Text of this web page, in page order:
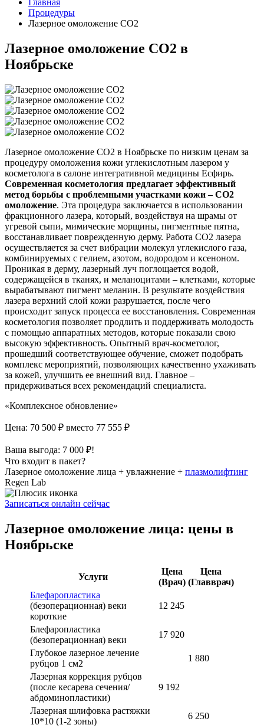
Главная
Процедуры
Лазерное омоложение CO2
Лазерное омоложение CO2 в
Ноябрьске
Лазерное омоложение CO2 в Ноябрьске по низким ценам за
процедуру омоложения кожи углекислотным лазером у
косметолога в салоне интегративной медицины Есфирь.
Современная косметология предлагает эффективный
метод борьбы с проблемными участками кожи – СО2
омоложение. Эта процедура заключается в использовании
фракционного лазера, который, воздействуя на шрамы от
угревой сыпи, мимические морщины, пигментные пятна,
восстанавливает поврежденную дерму. Работа CO2 лазера
осуществляется за счет вибрации молекул углекислого газа,
комбинируемых с гелием, азотом, водородом и ксеноном.
Проникая в дерму, лазерный луч поглощается водой,
содержащейся в тканях, и меланоцитами – клетками, которые
вырабатывают пигмент меланин. В результате воздействия
лазера верхний слой кожи разрушается, после чего
происходит запуск процесса ее восстановления. Современная
косметология позволяет продлить и поддерживать молодость
с помощью аппаратных методов, которые показали свою
высокую эффективность. Опытный врач-косметолог,
прошедший соответствующее обучение, сможет подобрать
комплекс мероприятий, позволяющих качественно ухаживать
за кожей, улучшить ее внешний вид. Главное –
придерживаться всех рекомендаций специалиста.
«Комплексное обновление»
Цена: 70 500 ₽ вместо 77 555 ₽
Ваша выгода: 7 000 ₽!
Что входит в пакет?
Лазерное омоложение лица + увлажнение + плазмолифтинг
Regen Lab
Записаться онлайн сейчас
Лазерное омоложение лица: цены в
Ноябрьске
Услуги
Цена
(Врач)
Цена
(Главврач)
Блефаропластика
(безоперационная) веки
короткие
12 245
Блефаропластика
(безоперационная) веки
17 920
Глубокое лазерное лечение
рубцов 1 см2
1 880
Лазерная коррекция рубцов
(после кесарева сечения/
абдоминопластики)
9 192
Лазерная шлифовка растяжки
10*10 (1-2 зоны)
6 250